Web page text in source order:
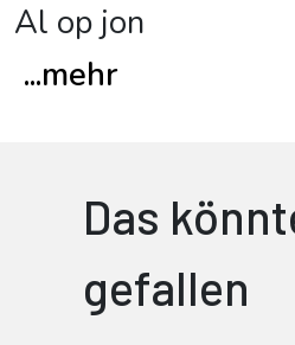
Al op jon
...mehr
Das
gefallen